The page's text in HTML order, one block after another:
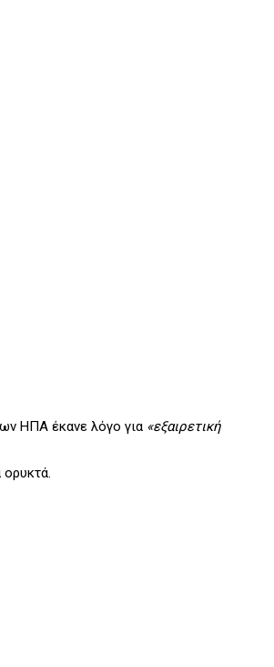
ΗΠΑ έκανε λόγο για «εξαιρετική